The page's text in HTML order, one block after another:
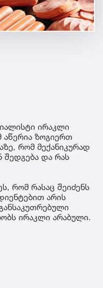
ირაკლი
აწერია ზოგიერთ
რომ მექანიკურად
შედგება და რას
რომ რასაც შეიძენს
არის
ირაკლი არაბული.